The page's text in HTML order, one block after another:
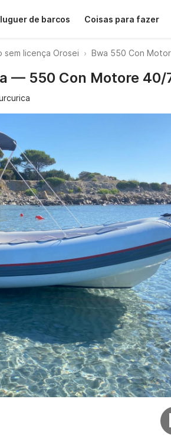
de barcos Coisas para fazer
sem licença Orosei Bwa 550 Con
— 550 Con Motore 40/